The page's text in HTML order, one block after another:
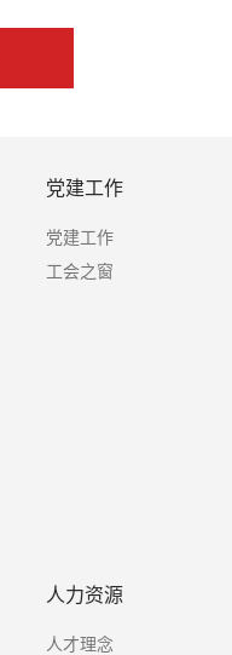
党建工作
党建工作
工会之窗
人力资源
人才理念